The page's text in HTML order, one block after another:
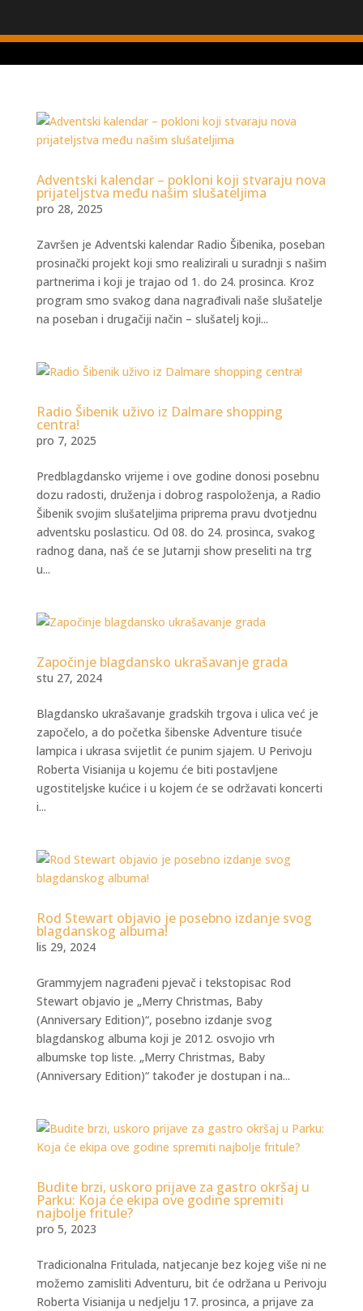
Adventski kalendar – pokloni koji stvaraju nova
prijateljstva među našim slušateljima
pro 28, 2025
Završen je Adventski kalendar Radio Šibenika, poseban
prosinački projekt koji smo realizirali u suradnji s našim
partnerima i koji je trajao od 1. do 24. prosinca. Kroz
program smo svakog dana nagrađivali naše slušatelje
na poseban i drugačiji način – slušatelj koji...
Radio Šibenik uživo iz Dalmare shopping
centra!
pro 7, 2025
Predblagdansko vrijeme i ove godine donosi posebnu
dozu radosti, druženja i dobrog raspoloženja, a Radio
Šibenik svojim slušateljima priprema pravu dvotjednu
adventsku poslasticu. Od 08. do 24. prosinca, svakog
radnog dana, naš će se Jutarnji show preseliti na trg
u...
Započinje blagdansko ukrašavanje grada
stu 27, 2024
Blagdansko ukrašavanje gradskih trgova i ulica već je
započelo, a do početka šibenske Adventure tisuće
lampica i ukrasa svijetlit će punim sjajem. U Perivoju
Roberta Visianija u kojemu će biti postavljene
ugostiteljske kućice i u kojem će se održavati koncerti
i...
Rod Stewart objavio je posebno izdanje svog
blagdanskog albuma!
lis 29, 2024
Grammyjem nagrađeni pjevač i tekstopisac Rod
Stewart objavio je „Merry Christmas, Baby
(Anniversary Edition)“, posebno izdanje svog
blagdanskog albuma koji je 2012. osvojio vrh
albumske top liste. „Merry Christmas, Baby
(Anniversary Edition)“ također je dostupan i na...
Budite brzi, uskoro prijave za gastro okršaj u
Parku: Koja će ekipa ove godine spremiti
najbolje fritule?
pro 5, 2023
Tradicionalna Fritulada, natjecanje bez kojeg više ni ne
možemo zamisliti Adventuru, bit će održana u Perivoju
Roberta Visianija u nedjelju 17. prosinca, a prijave za